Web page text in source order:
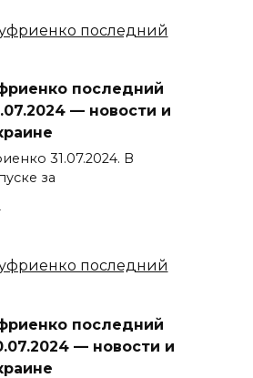
последний
— новости и
31.07.2024. В
за
последний
— новости и